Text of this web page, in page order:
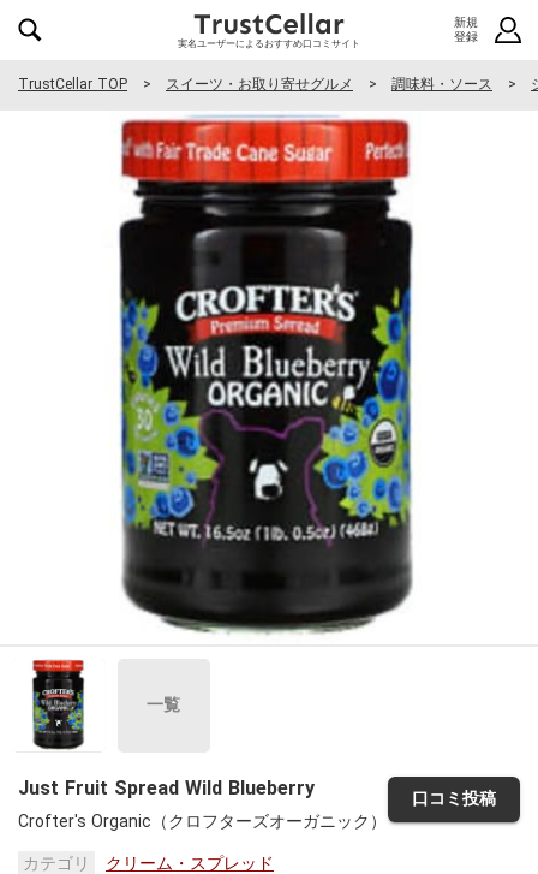
実名ユーザーによるおすすめ口コミサイト
新規
登録
TrustCellar TOP スイーツ・お取り寄せグルメ 調味料・ソース
一覧
Just Fruit Spread Wild Blueberry
Crofter's Organic（クロフターズオーガニック）
口コミ投稿
カテゴリ クリーム・スプレッド